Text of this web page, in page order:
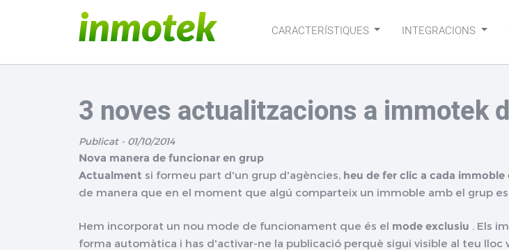
CARACTERÍSTIQUES INTEGRACIONS
3 noves actualitzacions a immotek
Publicat - 01/10/2014
Nova manera de funcionar en grup
Actualment si formeu part d'un grup d'agències, heu de fer clic a cada
de manera que en el moment que algú comparteix un immoble amb el grup
Hem incorporat un nou mode de funcionament que és el mode exclusiu . Els
forma automàtica i has d'activar-ne la publicació perquè sigui visible al teu lloc